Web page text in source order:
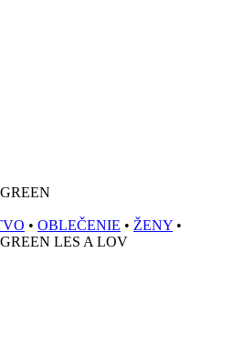
• OBLEČENIE • ŽENY •
LES A LOV